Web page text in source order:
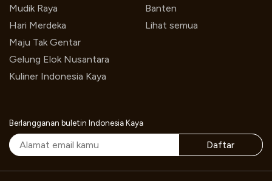
Mudik Raya
Hari Merdeka
Maju Tak Gentar
Gelung Elok Nusantara
Kuliner Indonesia Kaya
Banten
Lihat semua
Berlangganan buletin Indonesia Kaya
Daftar